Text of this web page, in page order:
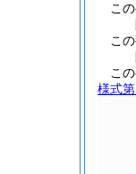
こ
こ
こ
様式